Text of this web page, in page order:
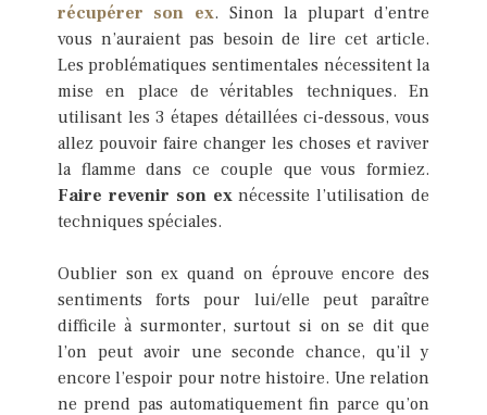
récupérer son ex. Sinon la plupart d’entre
vous n’auraient pas besoin de lire cet article.
Les problématiques sentimentales nécessitent la
mise en place de véritables techniques. En
utilisant les 3 étapes détaillées ci-dessous, vous
allez pouvoir faire changer les choses et raviver
la flamme dans ce couple que vous formiez.
Faire revenir son exnécessite l’utilisation de
techniques spéciales.
Oublier son ex quand on éprouve encore des
sentiments forts pour lui/elle peut paraître
difficile à surmonter, surtout si on se dit que
l’on peut avoir une seconde chance, qu’il y
encore l’espoir pour notre histoire. Une relation
ne prend pas automatiquement fin parce qu’on